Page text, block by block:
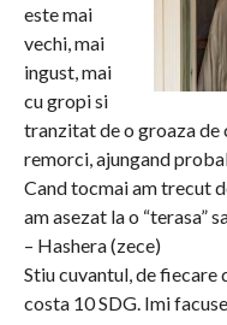
este mai
vechi, mai
ingust, mai
cu gropi si
tranzitat de o groaza de
remorci, ajungand
Cand tocmai am trecut
am asezat la o “terasa”
– Hashera (zece)
Stiu cuvantul, de fiecare
costa 10 SDG. Imi